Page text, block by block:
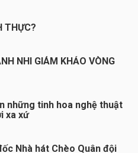
THỰC?
NHI GIÁM KHẢO VÒNG
những tinh hoa nghệ thuật
xa xứ
Nhà hát Chèo Quân đội